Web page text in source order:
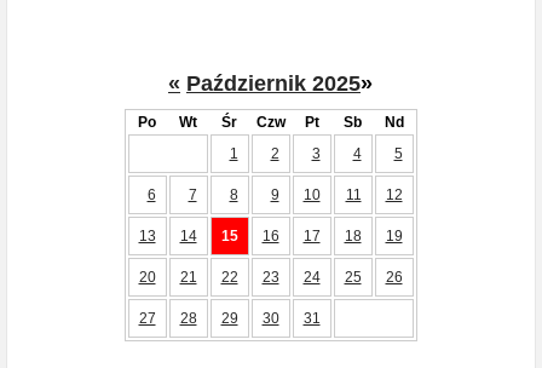
« Październik 2025»
Po Wt Śr Czw Pt Sb
Nd
1
2 3 4 5
6 7 8 9 10 11 12
13 14 15 16 17 18 19
20 21 22 23 24 25 26
27 28 29 30 31